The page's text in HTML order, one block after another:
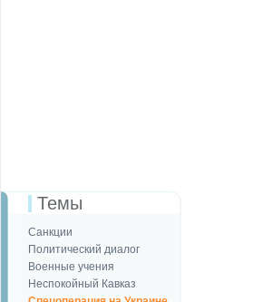
Темы
Санкции
Политический диалог
Военные учения
Неспокойный Кавказ